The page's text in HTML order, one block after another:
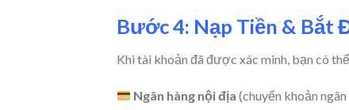
Bước 4: Nạp Tiền & Bắt
Khi tài khoản đã được xác minh, bạn có
Ngân hàng nội địa (chuyển khoản